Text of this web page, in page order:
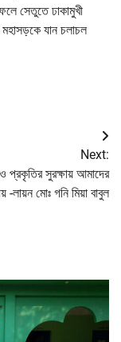
সেতুতে ঢাকামুখী
যান চলাচল
Next:
প্রকৃতির সুরক্ষায় আমাদের
-লায়ন মোঃ গনি মিয়া বাবুল